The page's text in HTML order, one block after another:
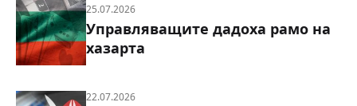
25.07.2026
Управляващите дадоха рамо на
хазарта
22.07.2026